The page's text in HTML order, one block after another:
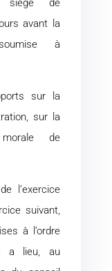
siège de
avant la
à
sur la
sur la
de
l’exercice
suivant,
à l’ordre
a lieu, au